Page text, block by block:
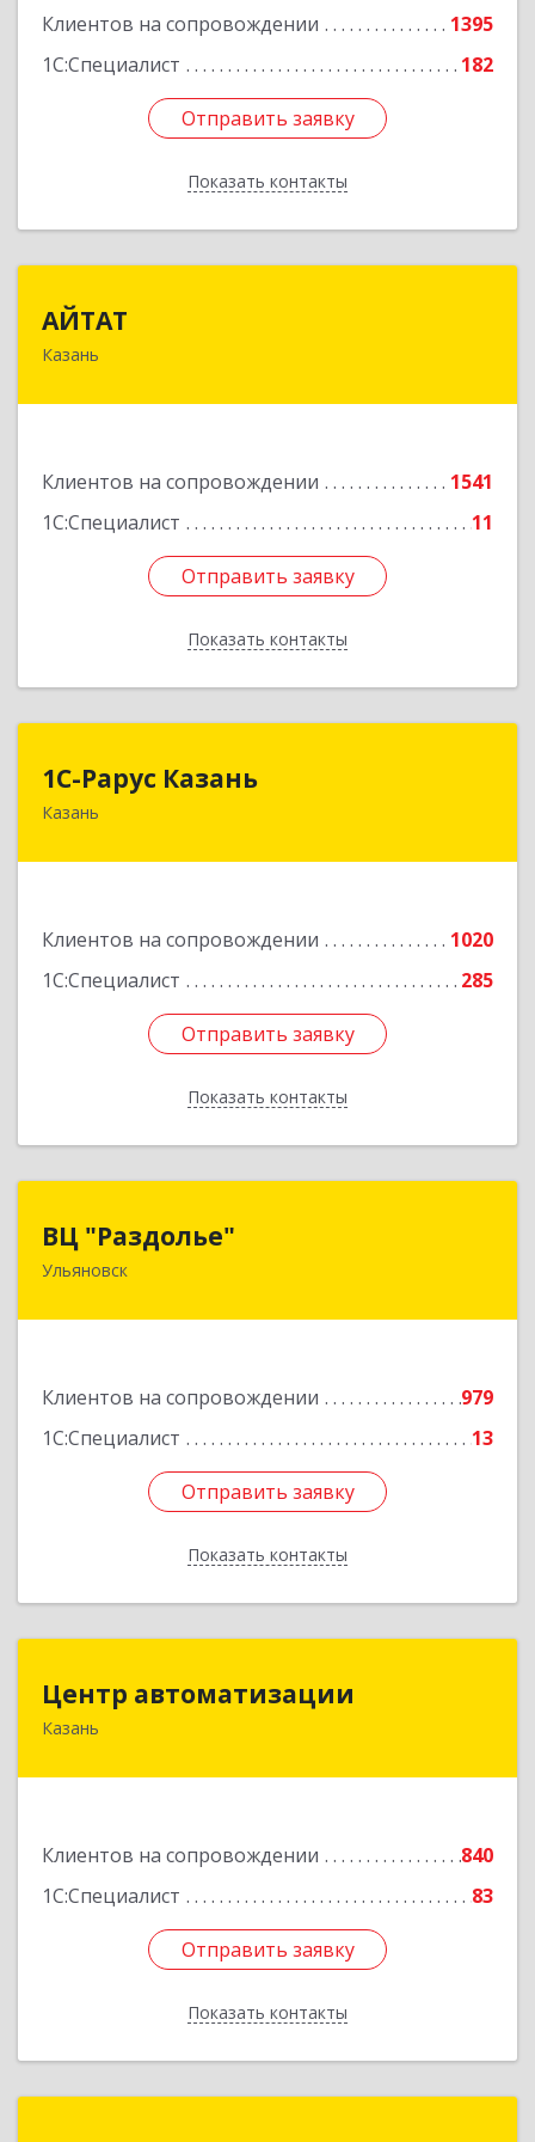
Клиентов на сопровождении
1395
1С:Специалист
182
Отправить заявку
Показать контакты
Отправить заявку
Назад
АЙТАТ
Казань
Клиентов на сопровождении
1541
1С:Специалист
11
Отправить заявку
Показать контакты
Подробнее
Отправить заявку
Назад
1С-Рарус Казань
Казань
Клиентов на сопровождении
1020
1С:Специалист
285
Отправить заявку
Показать контакты
420088, Татарстан Респ, Казань г, Победы пр-
Отправить заявку
Назад
ВЦ "Раздолье"
Ульяновск
Клиентов на сопровождении
979
1С:Специалист
13
Отправить заявку
Показать контакты
432001, Ульяновская обл, Ульяновск г, Марата
Отправить заявку
Назад
Центр автоматизации
Казань
Клиентов на сопровождении
840
1С:Специалист
83
Отправить заявку
Показать контакты
420133, Татарстан Респ, Казань г, Ямашева пр-
Отправить заявку
Назад